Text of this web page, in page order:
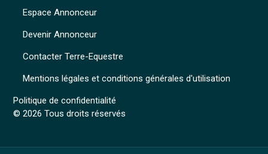
Mentions légales et conditions générales d'utilisation
Politique de confidentialité
© 2026 Tous droits réservés
Espace Annonceur
Devenir Annonceur
Contacter Terre-Equestre